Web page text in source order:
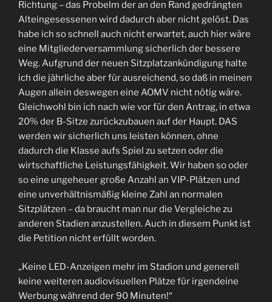
Richtung – das Probelm der an den Rand gedrängten
Alteingesessenen wird dadurch aber nicht gelöst. Das
habe ich so schnell auch nicht erwartet, auch hier wäre
eine Mitgliederversammlung sicherlich der bessere
Weg. Aufgrund der neuen Sitzplatzankündigung halte
ich die jährliche aber für ausreichend, so daß in meinen
Augen allein deswegen eine AOMV nicht nötig wäre.
Gleichwohl bin ich nach wie vor für den Antrag, in etwa
20% der B-Sitze zurückzubauen auf der Haupt. DAS
werden wir sicherlich uns leisten können, ohne
dadurch die Klasse aufs Spiel zu setzen oder die
wirtschaftliche Leistungsfähigkeit. Wir haben so oder
so eine ungeheuer große Anzahl an VIP-Plätzen und
eine unverhältnismäßig kleine Zahl an normalen
Sitzplätzen – da braucht man nur die Vergleiche zu
anderen Stadien anzustellen. Auch in diesem Punkt ist
die Petition nicht erfüllt worden.
„Keine LED-Anzeigen mehr im Stadion und generell
keine weiteren audiovisuellen Plätze für irgendeine
Werbung während der 90 Minuten!“